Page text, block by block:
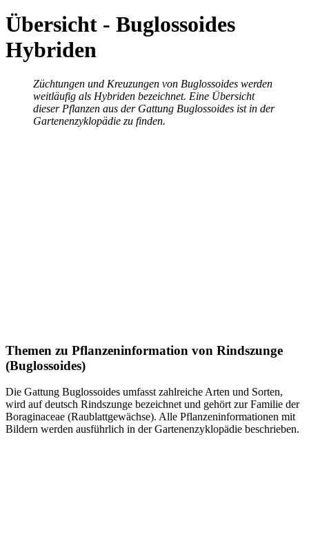
Übersicht - Buglossoides
Hybriden
Züchtungen und Kreuzungen von Buglossoides werden
weitläufig als Hybriden bezeichnet. Eine Übersicht
dieser Pflanzen aus der Gattung Buglossoides ist in der
Gartenenzyklopädie zu finden.
Themen zu Pflanzeninformation von Rindszunge
(Buglossoides)
Die Gattung Buglossoides umfasst zahlreiche Arten und Sorten,
wird auf deutsch Rindszunge bezeichnet und gehört zur Familie der
Boraginaceae (Raublattgewächse). Alle Pflanzeninformationen mit
Bildern werden ausführlich in der Gartenenzyklopädie beschrieben.